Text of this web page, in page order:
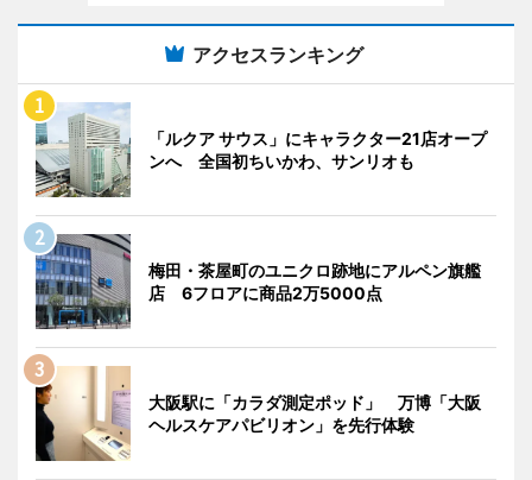
アクセスランキング
「ルクア サウス」にキャラクター21店オープ
ンへ 全国初ちいかわ、サンリオも
梅田・茶屋町のユニクロ跡地にアルペン旗艦
店 6フロアに商品2万5000点
大阪駅に「カラダ測定ポッド」 万博「大阪
ヘルスケアパビリオン」を先行体験